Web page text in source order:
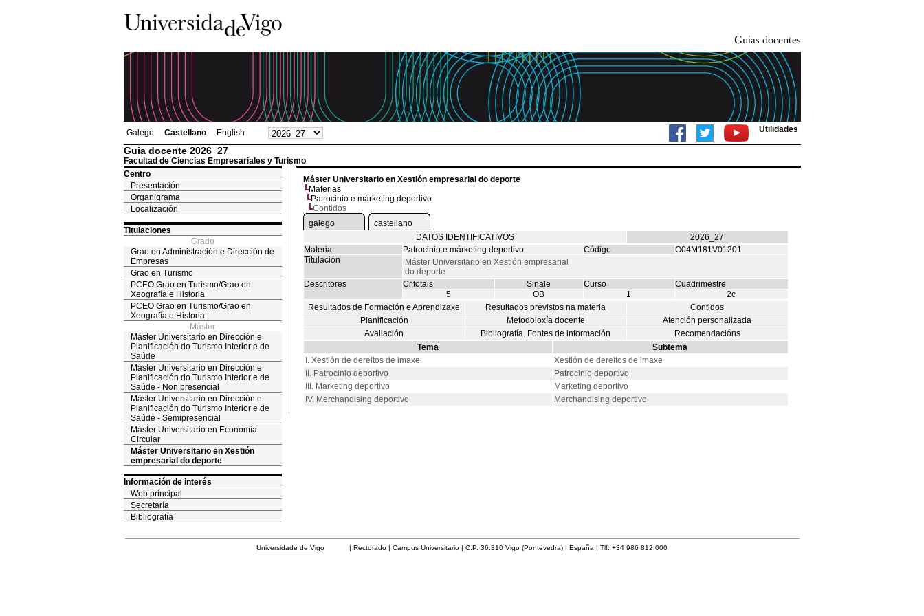
Galego Castellano English Utilidades
Guia docente 2026_27
Facultad de Ciencias Empresariales y Turismo
Centro
Presentación
Organigrama
Localización
Titulaciones
Grado
Grao en Administración e Dirección de
Empresas
Grao en Turismo
PCEO Grao en Turismo/Grao en
Xeografía e Historia
PCEO Grao en Turismo/Grao en
Xeografía e Historia
Máster
Máster Universitario en Dirección e
Planificación do Turismo Interior e de
Saúde
Máster Universitario en Dirección e
Planificación do Turismo Interior e de
Saúde - Non presencial
Máster Universitario en Dirección e
Planificación do Turismo Interior e de
Saúde - Semipresencial
Máster Universitario en Economía
Circular
Máster Universitario en Xestión
empresarial do deporte
Información de interés
Web principal
Secretaría
Bibliografía
Máster Universitario en Xestión empresarial do deporte
Materias
Patrocinio e márketing deportivo
Contidos
galego
castellano
DATOS IDENTIFICATIVOS
2026_27
Materia
Patrocinio e márketing deportivo Código
O04M181V01201
Titulación
Máster Universitario en Xestión empresarial
do deporte
Descritores
Cr.totais Sinale Curso
Cuadrimestre
5
OB 1
2c
Resultados de Formación e Aprendizaxe
Resultados previstos na materia
Contidos
Planificación
Metodoloxía docente
Atención personalizada
Avaliación
Bibliografía. Fontes de información
Recomendacións
Tema
Subtema
I. Xestión de dereitos de imaxe
Xestión de dereitos de imaxe
II. Patrocinio deportivo
Patrocinio deportivo
III. Marketing deportivo
Marketing deportivo
IV. Merchandising deportivo
Merchandising deportivo
Universidade de Vigo | Rectorado | Campus Universitario | C.P. 36.310 Vigo (Pontevedra) | España | Tlf: +34 986 812 000